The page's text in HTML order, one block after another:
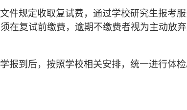
件规定收取复试费，通过学校研究生报考
在复试前缴费，逾期不缴费者视为主动放弃
报到后，按照学校相关安排，统一进行体检